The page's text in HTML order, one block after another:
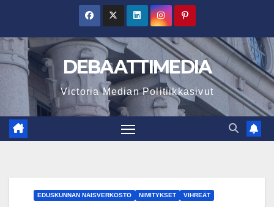
content
DEBAATTIMEDIA
Victoria Median Politiikkasivut
EDUSKUNNAN NAISVERKOSTO NIMITYKSET VIHREÄT